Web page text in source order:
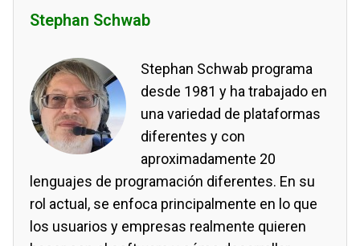
Stephan Schwab
Stephan Schwab programa
desde 1981 y ha trabajado en
una variedad de plataformas
diferentes y con
aproximadamente 20
lenguajes de programación diferentes. En su
rol actual, se enfoca principalmente en lo que
los usuarios y empresas realmente quieren